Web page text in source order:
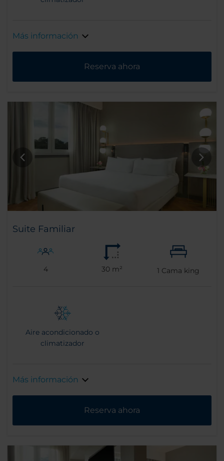
Más información
Reserva ahora
Suite Familiar
4 30 m² 1 Cama king
Aire acondicionado o
climatizador
Más información
Reserva ahora